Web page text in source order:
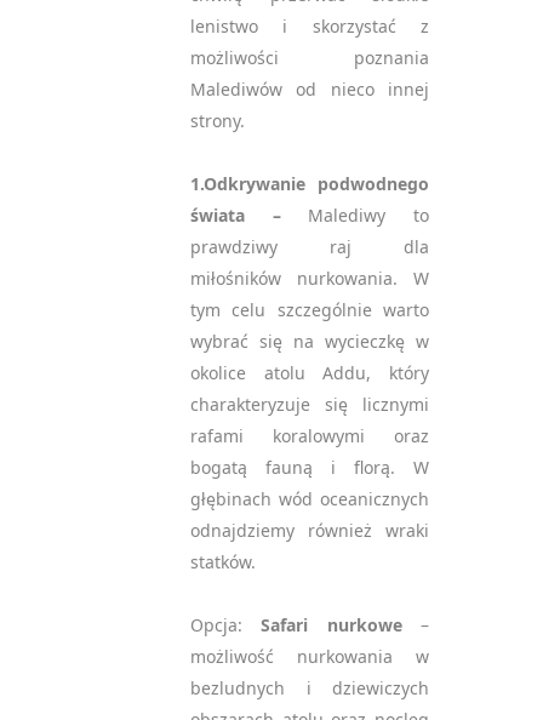
lenistwo i skorzystać z
możliwości poznania
Malediwów od nieco innej
strony.
1.Odkrywanie podwodnego
świata – Malediwy to
prawdziwy raj dla
miłośników nurkowania. W
tym celu szczególnie warto
wybrać się na wycieczkę w
okolice atolu Addu, który
charakteryzuje się licznymi
rafami koralowymi oraz
bogatą fauną i florą. W
głębinach wód oceanicznych
odnajdziemy również wraki
statków.
Opcja:Safari nurkowe–
możliwość nurkowania w
bezludnych i dziewiczych